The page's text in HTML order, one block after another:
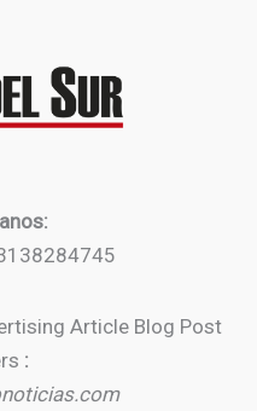
Article Blog Post
: